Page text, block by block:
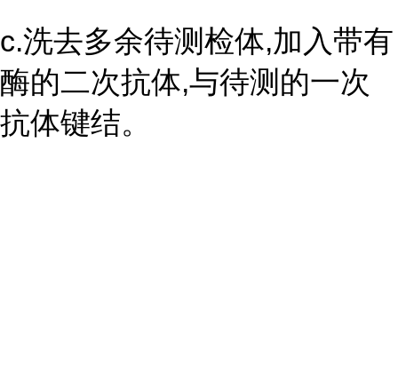
c.洗去多余待测检体,加入带有
酶的二次抗体,与待测的一次
抗体键结。